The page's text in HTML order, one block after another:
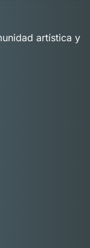
artística y